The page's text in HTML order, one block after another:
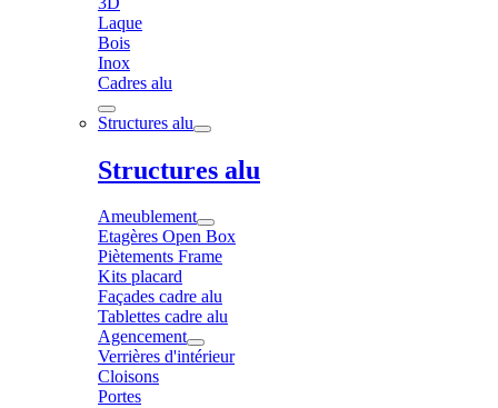
Laque
Bois
Inox
Cadres alu
Structures alu
Structures alu
Ameublement
Etagères Open Box
Piètements Frame
Kits placard
Façades cadre alu
Tablettes cadre alu
Agencement
Verrières d'intérieur
Cloisons
Portes